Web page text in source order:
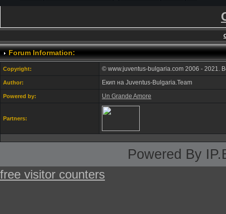
Forum Information:
Copyright: © www.juventus-bulgaria.com 2006 - 2021.
Author: Екип на Juventus-Bulgaria.Team
Powered by: Un Grande Amore
Partners:
Powered By
free visitor counters